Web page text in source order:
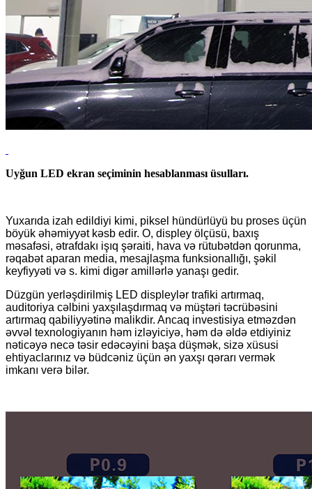
Uyğun LED ekran seçiminin hesablanması üsulları.
Yuxarıda izah edildiyi kimi, piksel hündürlüyü bu proses üçün
böyük əhəmiyyət kəsb edir. O, displey ölçüsü, baxış
məsafəsi, ətrafdakı işıq şəraiti, hava və rütubətdən qorunma,
rəqabət aparan media, mesajlaşma funksionallığı, şəkil
keyfiyyəti və s. kimi digər amillərlə yanaşı gedir.
Düzgün yerləşdirilmiş LED displeylər trafiki artırmaq,
auditoriya cəlbini yaxşılaşdırmaq və müştəri təcrübəsini
artırmaq qabiliyyətinə malikdir. Ancaq investisiya etməzdən
əvvəl texnologiyanın həm izləyiciyə, həm də əldə etdiyiniz
nəticəyə necə təsir edəcəyini başa düşmək, sizə xüsusi
ehtiyaclarınız və büdcəniz üçün ən yaxşı qərarı vermək
imkanı verə bilər.